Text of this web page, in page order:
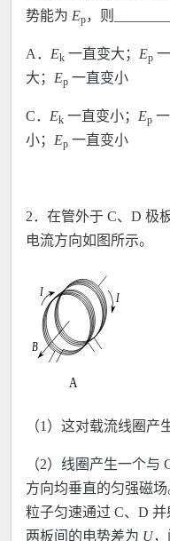
势能为 Ep，则________
A． Ek 一直变大； Ep
大； Ep 一直变小
C． Ek 一直变小； Ep
小； Ep 一直变小
2．在管外于 C、D 极
电流方向如图所示。
（1）这对载流线圈产
（2）线圈产生一个
方向均垂直的匀强磁
粒子匀速通过 C、D
两板间的电势差为 U，